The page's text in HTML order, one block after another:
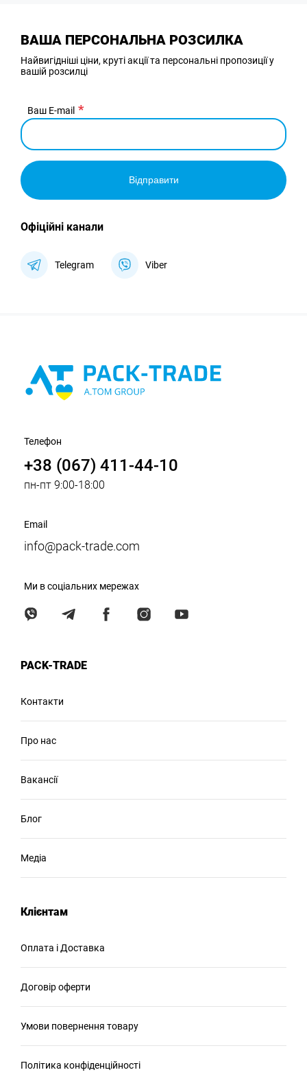
ВАША ПЕРСОНАЛЬНА РОЗСИЛКА
Найвигідніші ціни, круті акції та персональні пропозиції у
вашій розсилці
Ваш E-mail
Відправити
Офіційні канали
Telegram Viber
Телефон
+38 (067) 411-44-10
пн-пт 9:00-18:00
Email
info@pack-trade.com
Ми в соціальних мережах
PACK-TRADE
Контакти
Про нас
Вакансії
Блог
Медіа
Клієнтам
Оплата і Доставка
Договір оферти
Умови повернення товару
Політика конфіденційності